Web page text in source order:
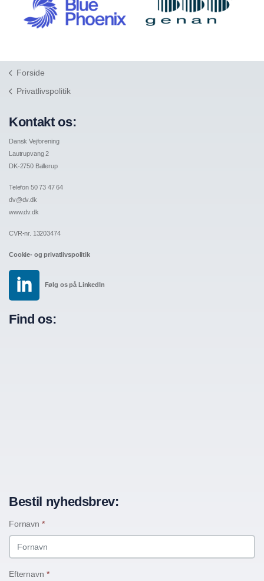
Forside
Privatlivspolitik
Kontakt os:
Dansk Vejforening
Lautrupvang 2
DK-2750 Ballerup
Telefon 50 73 47 64
dv@dv.dk
www.dv.dk
CVR-nr. 13203474
Cookie- og privatlivspolitik
Følg os på LinkedIn
Find os:
Bestil nyhedsbrev:
Fornavn *
Efternavn *